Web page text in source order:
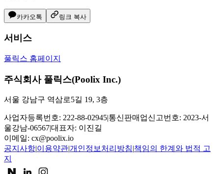
카카오톡 링크 복사
서비스
풀릭스 홈페이지
주식회사 풀릭스(Poolix Inc.)
서울 강남구 역삼로5길 19, 3층
사업자등록번호: 222-88-02945|통신판매업신고번호: 2023-서
울강남-06567|대표자: 이진길
이메일: cx@poolix.io
공지사항|이용약관|개인정보처리방침|책임의 한계와 법적 고
지